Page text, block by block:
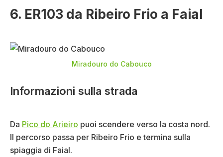
6. ER103 da Ribeiro Frio a Faial
Miradouro do Cabouco
Informazioni sulla strada
Da Pico do Arieiro puoi scendere verso la costa nord.
Il percorso passa per Ribeiro Frio e termina sulla
spiaggia di Faial.